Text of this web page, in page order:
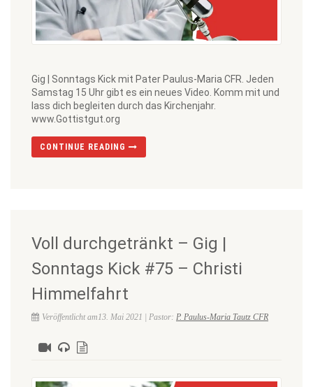
Gig | Sonntags Kick mit Pater Paulus-Maria CFR. Jeden
Samstag 15 Uhr gibt es ein neues Video. Komm mit und
lass dich begleiten durch das Kirchenjahr.
www.Gottistgut.org
CONTINUE READING
Voll durchgetränkt – Gig |
Sonntags Kick #75 – Christi
Himmelfahrt
Veröffentlicht am13. Mai 2021 | Pastor: P. Paulus-Maria Tautz CFR